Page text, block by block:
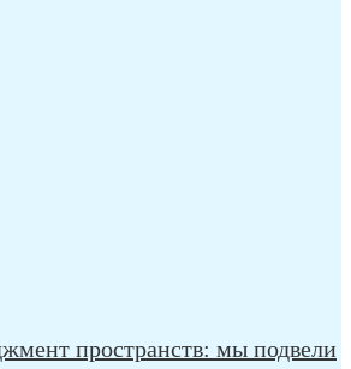
пространств: мы подвели